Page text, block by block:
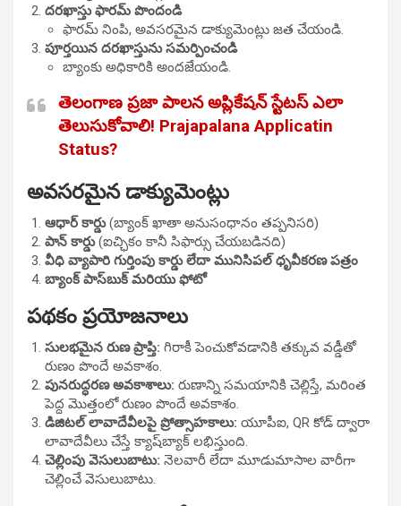
దరఖాస్తు ఫారమ్ పొందండి
ఫారమ్ నింపి, అవసరమైన డాక్యుమెంట్లు జత చేయండి.
పూర్తయిన దరఖాస్తును సమర్పించండి
బ్యాంకు అధికారికి అందజేయండి.
తెలంగాణ ప్రజా పాలన అప్లికేషన్ స్టేటస్ ఎలా
తెలుసుకోవాలి! Prajapalana Applicatin
Status?
అవసరమైన డాక్యుమెంట్లు
ఆధార్ కార్డు(బ్యాంక్ ఖాతా అనుసంధానం తప్పనిసరి)
పాన్ కార్డు(ఐచ్ఛికం కానీ సిఫార్సు చేయబడినది)
వీధి వ్యాపారి గుర్తింపు కార్డు లేదా మునిసిపల్ ధృవీకరణ పత్రం
బ్యాంక్ పాస్‌బుక్ మరియు ఫోటో
పథకం ప్రయోజనాలు
సులభమైన రుణ ప్రాప్తి: గిరాకీ పెంచుకోవడానికి తక్కువ వడ్డీతో
రుణం పొందే అవకాశం.
పునరుద్ధరణ అవకాశాలు: రుణాన్ని సమయానికి చెల్లిస్తే, మరింత
పెద్ద మొత్తంలో రుణం పొందే అవకాశం.
డిజిటల్ లావాదేవీలపై ప్రోత్సాహకాలు: యూపీఐ, QR కోడ్ ద్వారా
లావాదేవీలు చేస్తే క్యాష్‌బ్యాక్ లభిస్తుంది.
చెల్లింపు వెసులుబాటు: నెలవారీ లేదా మూడుమాసాల వారీగా
చెల్లించే వెసులుబాటు.